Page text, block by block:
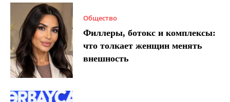
Общество
Филлеры, ботокс и комплексы:
что толкает женщин менять
внешность